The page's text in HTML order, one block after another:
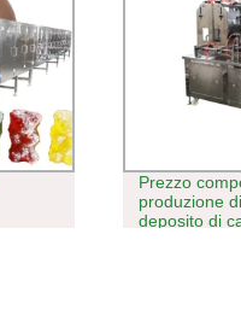
Prezzo
produzione
deposito di